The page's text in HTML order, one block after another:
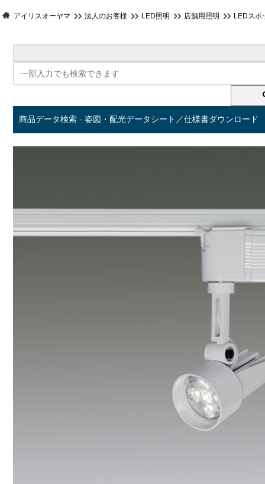
アイリスオーヤマ 法人のお客様 LED照明 店舗用照明 LEDスポ
商品データ検索 - 姿図・配光データシート／仕様書ダウンロード